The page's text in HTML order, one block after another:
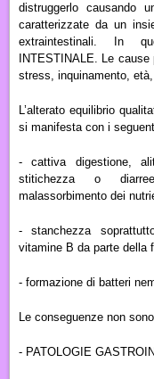
distruggerlo causando
caratterizzate da un
extraintestinali.
In
INTESTINALE. Le cause
stress, inquinamento,
L’alterato equilibrio
si manifesta con i
- cattiva digestione,
stitichezza o
malassorbimento dei
- stanchezza
vitamine B da parte della
- formazione di batteri
Le conseguenze non
- PATOLOGIE